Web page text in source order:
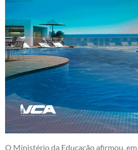
O Ministério da Educação afirmou,